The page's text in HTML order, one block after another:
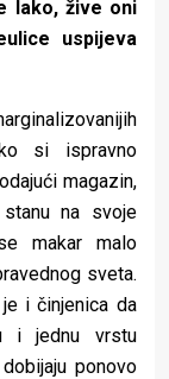
lako, žive oni
uspijeva
si ispravno
magazin,
na svoje
makar malo
sveta.
i činjenica da
i jednu vrstu
ponovo